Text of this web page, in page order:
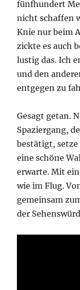
fünfhundert
nicht schaffen
Knie nur beim
zickte es auch
lustig das. Ich
und den
entgegen zu
Gesagt getan.
Spaziergang,
bestätigt, setze
eine schöne
erwarte. Mit
wie im Flug.
gemeinsam
der